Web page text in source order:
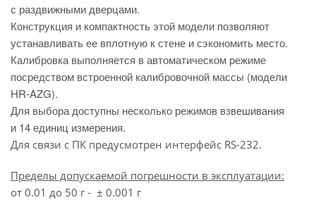
с раздвижными дверцами.
Конструкция и компактность этой модели позволяют
устанавливать ее вплотную к стене и сэкономить место.
Калибровка выполняется в автоматическом режиме
посредством встроенной калибровочной массы (модели
HR-AZG).
Для выбора доступны несколько режимов взвешивания
и 14 единиц измерения.
Для связи с ПК предусмотрен интерфейс RS-232.
Пределы допускаемой погрешности в эксплуатации:
от 0.01 до 50 г - ± 0.001 г